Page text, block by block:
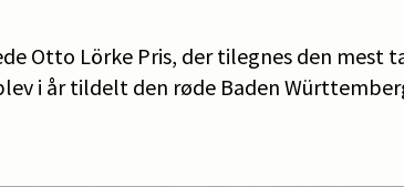
Otto Lörke Pris, der tilegnes den mest
i år tildelt den røde Baden